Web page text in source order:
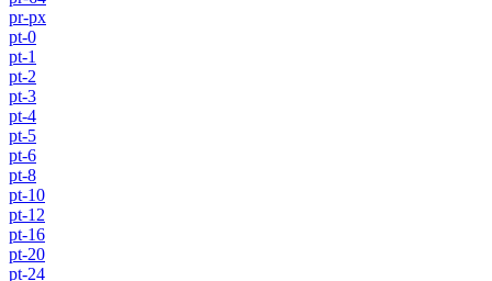
pr-px
pt-0
pt-1
pt-2
pt-3
pt-4
pt-5
pt-6
pt-8
pt-10
pt-12
pt-16
pt-20
pt-24